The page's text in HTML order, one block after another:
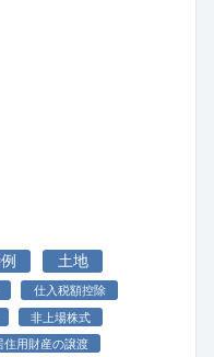
土地
仕入税額控除
非上場株式
住用財産の譲渡